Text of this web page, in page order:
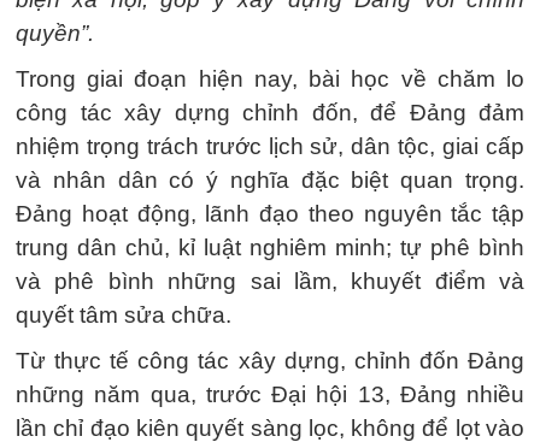
quyền”.
Trong giai đoạn hiện nay, bài học về chăm lo
công tác xây dựng chỉnh đốn, để Đảng đảm
nhiệm trọng trách trước lịch sử, dân tộc, giai cấp
và nhân dân có ý nghĩa đặc biệt quan trọng.
Đảng hoạt động, lãnh đạo theo nguyên tắc tập
trung dân chủ, kỉ luật nghiêm minh; tự phê bình
và phê bình những sai lầm, khuyết điểm và
quyết tâm sửa chữa.
Từ thực tế công tác xây dựng, chỉnh đốn Đảng
những năm qua, trước Đại hội 13, Đảng nhiều
lần chỉ đạo kiên quyết sàng lọc, không để lọt vào